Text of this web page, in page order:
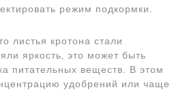
режим подкормки.
листья кротона стали
яркость‚ это может быть
питательных веществ. В этом
удобрений или чаще